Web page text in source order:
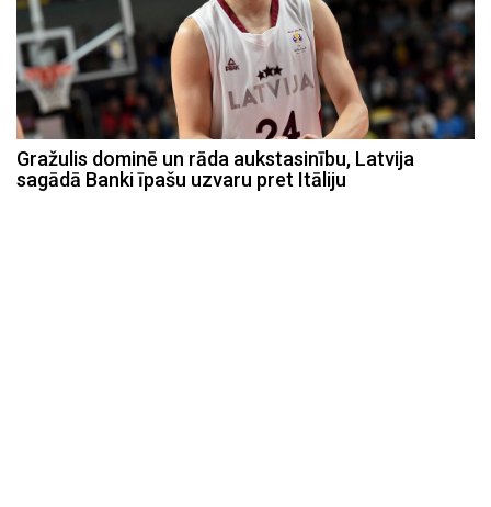
Gražulis dominē un rāda aukstasinību, Latvija
sagādā Banki īpašu uzvaru pret Itāliju